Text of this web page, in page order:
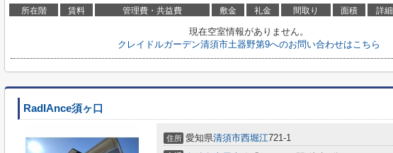
所在階 賃料 管理費・共益費 敷金 礼金 間取り 面積 詳細
現在空室情報がありません。
クレイドルガーデン清須市土器野第9へのお問い合わせはこちら
RadIAnce須ヶ口
住所 愛知県清須市西堀江721-1